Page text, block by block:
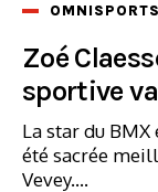
OMNISPORTS
Zoé
sportive
La star du BMX
été sacrée
Vevey....